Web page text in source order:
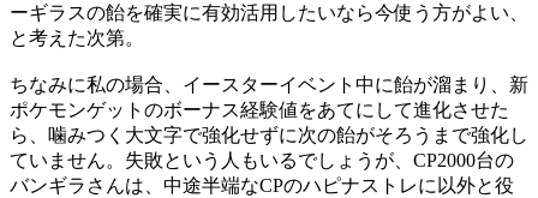
ーギラスの飴を確実に有効活用したいなら今使う方がよい、
と考えた次第。
ちなみに私の場合、イースターイベント中に飴が溜まり、新
ポケモンゲットのボーナス経験値をあてにして進化させた
ら、噛みつく大文字で強化せずに次の飴がそろうまで強化し
ていません。失敗という人もいるでしょうが、CP2000台の
バンギラさんは、中途半端なCPのハピナストレに以外と役